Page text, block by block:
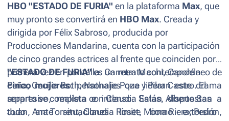
HBO "ESTADO DE FURIA" en la plataforma Max, que
muy pronto se convertirá en HBO Max. Creada y
dirigida por Félix Sabroso, producida por
Producciones Mandarina, cuenta con la participación
de cinco grandes actrices al frente que coinciden por
primera vez en pantalla: Carmen Machi, Candela
Peña, Cecilia Roth, Nathalie Poza y Pilar Castro. El
reparto se completa con Claudia Salas, Alberto San
Juan, Ana Torrent, Claudia Roset, Mima Riera, Pedro
"ESTADO DE FURIA"es un retrato contemporáneo de
cinco mujeres: personajes que lideran este drama
sorpresivo, realista e intenso. Están dispuestas a
todo ante situaciones límite como extorsión,